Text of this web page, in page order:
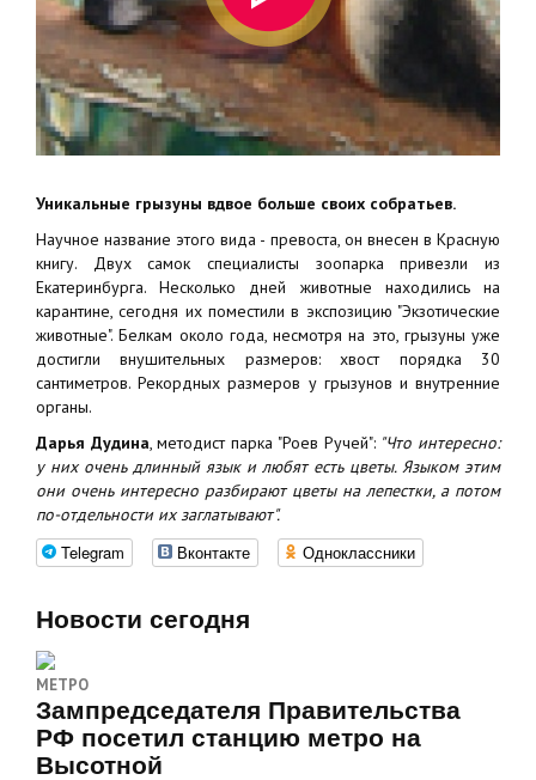
Уникальные грызуны вдвое больше своих собратьев.
Научное название этого вида - превоста, он внесен в Красную
книгу. Двух самок специалисты зоопарка привезли из
Екатеринбурга. Несколько дней животные находились на
карантине, сегодня их поместили в экспозицию "Экзотические
животные". Белкам около года, несмотря на это, грызуны уже
достигли внушительных размеров: хвост порядка 30
сантиметров. Рекордных размеров у грызунов и внутренние
органы.
Дарья Дудина, методист парка "Роев Ручей":"Что интересно:
у них очень длинный язык и любят есть цветы. Языком этим
они очень интересно разбирают цветы на лепестки, а потом
по-отдельности их заглатывают".
Telegram Вконтакте Одноклассники
Новости сегодня
МЕТРО
Зампредседателя Правительства
РФ посетил станцию метро на
Высотной